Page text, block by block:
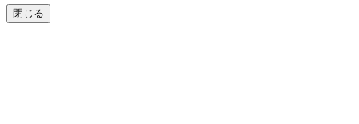
閉じる